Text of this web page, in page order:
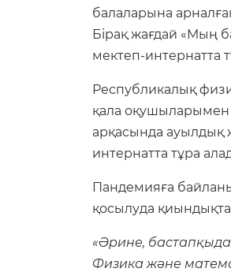
балаларына
Бірақ жағдай «Мың
мектеп-интернатта
Республикалық
қала оқушыларымен
арқасында ауылдық
интернатта тұра
Пандемияға
қосылуда
«Әрине,
Физика және